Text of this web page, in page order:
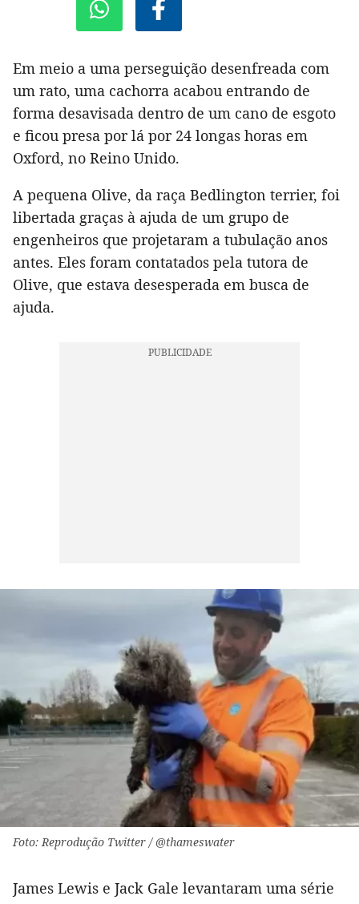
Em meio a uma perseguição desenfreada com
um rato, uma cachorra acabou entrando de
forma desavisada dentro de um cano de esgoto
e ficou presa por lá por 24 longas horas em
Oxford, no Reino Unido.
A pequena Olive, da raça Bedlington terrier, foi
libertada graças à ajuda de um grupo de
engenheiros que projetaram a tubulação anos
antes. Eles foram contatados pela tutora de
Olive, que estava desesperada em busca de
ajuda.
Foto: Reprodução Twitter / @thameswater
James Lewis e Jack Gale levantaram uma série